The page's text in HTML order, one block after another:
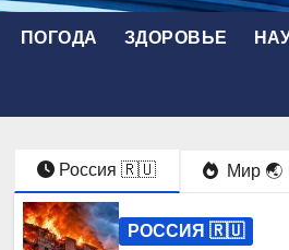
ПОГОДА ЗДОРОВЬЕ
Россия 🇷🇺 Мир 🌏
РОССИЯ 🇷🇺